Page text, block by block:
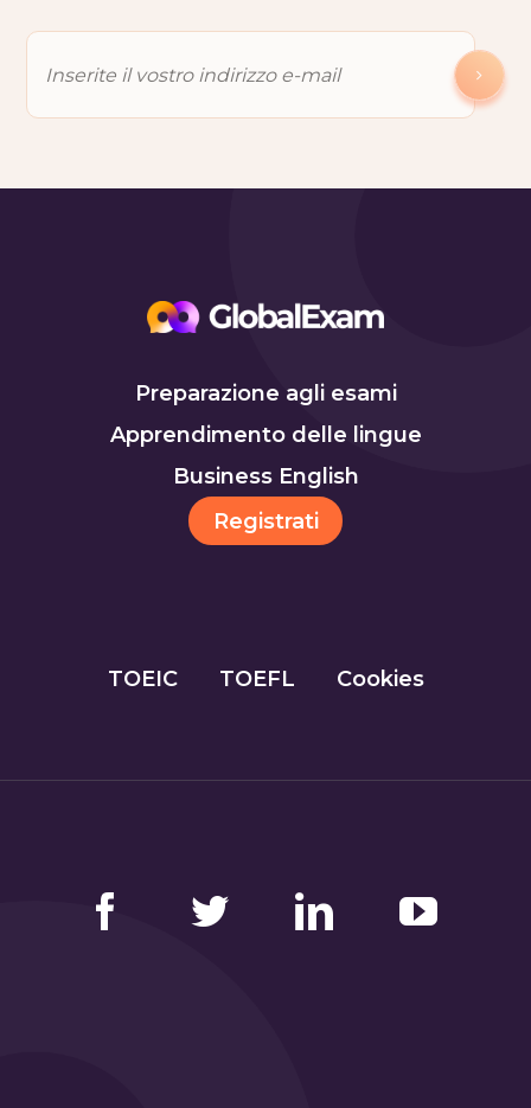
Preparazione agli esami
Apprendimento delle lingue
Business English
Registrati
TOEIC TOEFL Cookies